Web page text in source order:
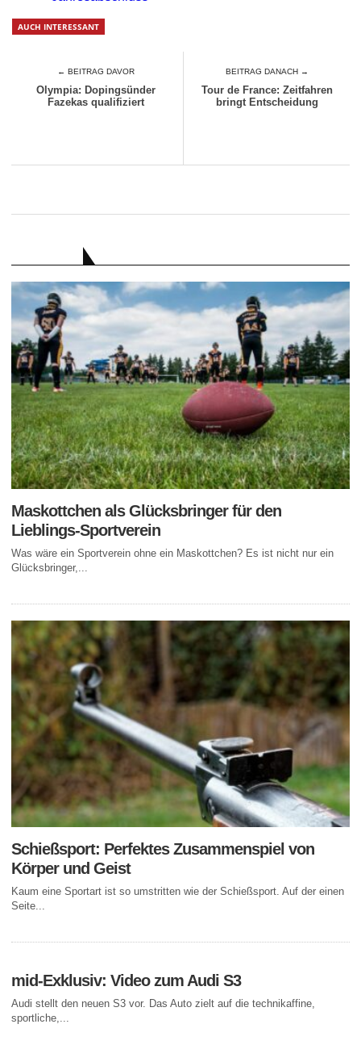
AUCH INTERESSANT
← BEITRAG DAVOR
Olympia: Dopingsünder
Fazekas qualifiziert
BEITRAG DANACH →
Tour de France: Zeitfahren
bringt Entscheidung
Maskottchen als Glücksbringer für den
Lieblings-Sportverein
Was wäre ein Sportverein ohne ein Maskottchen? Es ist nicht nur ein
Glücksbringer,...
Schießsport: Perfektes Zusammenspiel von
Körper und Geist
Kaum eine Sportart ist so umstritten wie der Schießsport. Auf der einen
Seite...
mid-Exklusiv: Video zum Audi S3
Audi stellt den neuen S3 vor. Das Auto zielt auf die technikaffine,
sportliche,...